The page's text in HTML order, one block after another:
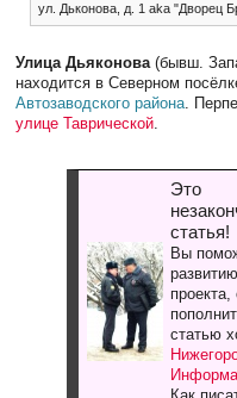
ул. Дьконова, д. 1 aka "Дворец
Улица Дьяконова(бывш.
находится в Северном
Автозаводского района.
улице Таврической.
Это
статья!
Вы
развитию
проекта,
статью